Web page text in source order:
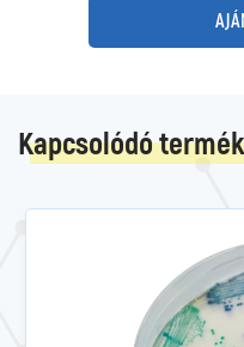
Kapcsolódó